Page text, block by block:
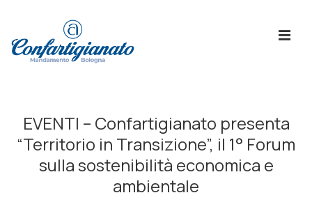
Principale
EVENTI – Confartigianato presenta
“Territorio in Transizione”, il 1° Forum
sulla sostenibilità economica e
ambientale